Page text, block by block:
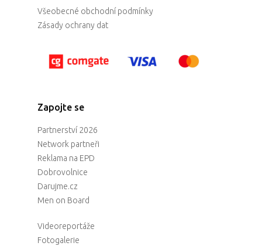
Všeobecné obchodní podmínky
Zásady ochrany dat
Zapojte se
Partnerství 2026
Network partneři
Reklama na EPD
Dobrovolnice
Darujme.cz
Men on Board
Videoreportáže
Fotogalerie